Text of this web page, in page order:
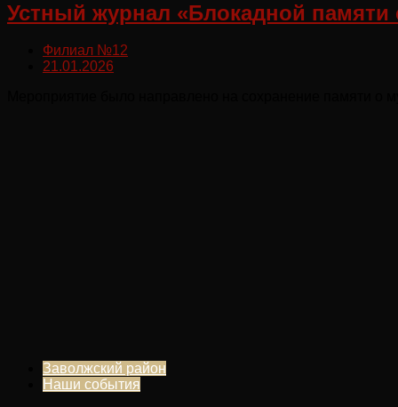
Устный журнал «Блокадной памяти
Филиал №12
21.01.2026
Заволжский район
Наши события